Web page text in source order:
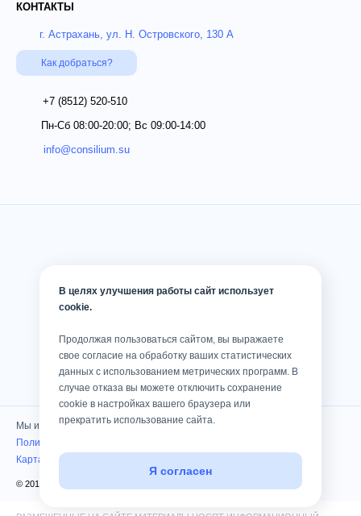
КОНТАКТЫ
г. Астрахань, ул. Н. Островского, 130 А
Как добраться?
+7 (8512) 520-510
Пн-Сб 08:00-20:00; Вс 09:00-14:00
info@consilium.su
Мы используем cookies
Политика конфиденциальности
Карта сайта
© 2010 — 2026 Клиника «Консилиум». Все права защищены
В целях улучшения работы сайт использует
cookie.
Продолжая пользоваться сайтом, вы выражаете
свое согласие на обработку ваших статистических
данных с использованием метрических программ. В
случае отказа вы можете отключить сохранение
cookie в настройках вашего браузера или
прекратить использование сайта.
Я согласен